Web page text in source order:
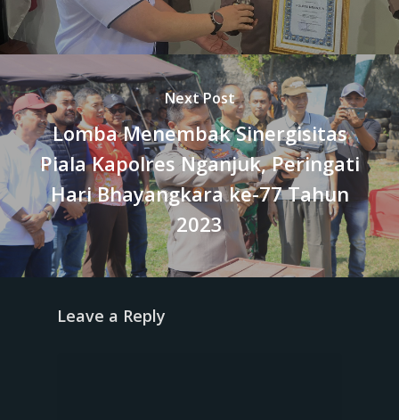
Next Post
Lomba Menembak Sinergisitas
Piala Kapolres Nganjuk, Peringati
Hari Bhayangkara ke-77 Tahun
2023
Leave a Reply